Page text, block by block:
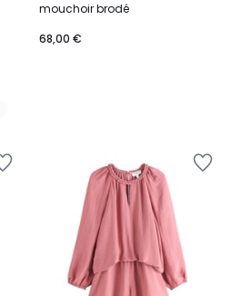
mouchoir brodé
68,00 €